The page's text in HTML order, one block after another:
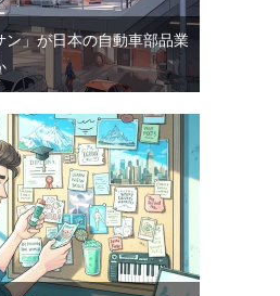
ン」が日本の自動車部品業